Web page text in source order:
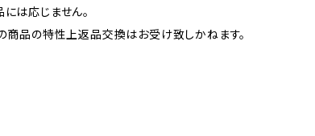
は応じません。
商品の特性上返品交換はお受け致しかねます。